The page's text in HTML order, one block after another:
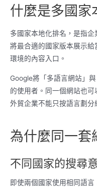
什麼是多國家
多國家本地化排名，是指
將最合適的國家版本展示
環境的內容入口。
Google將「多語言網站」
的使用者。同一個網站也
外貿企業不能只按語言劃
為什麼同一套
不同國家的搜尋
即使兩個國家使用相同語